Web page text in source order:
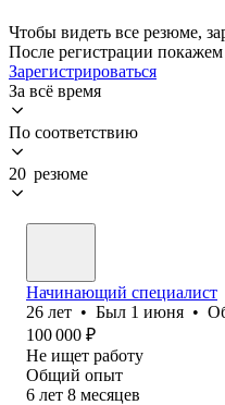
Чтобы видеть все резюме,
После регистрации
Зарегистрироваться
За всё время
По соответствию
20 резюме
Начинающий специалист
26 лет • Был 1 июня •
100 000 ₽
Не ищет работу
Общий опыт
6 лет 8 месяцев